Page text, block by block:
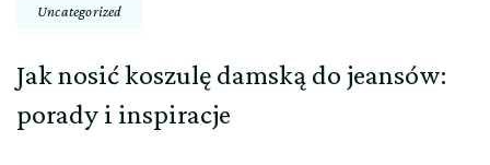
Uncategorized
Jak nosić koszulę damską do jeansów:
porady i inspiracje